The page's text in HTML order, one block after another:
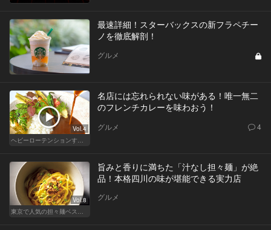
最速詳細！スターバックスの新フラペチー
ノを徹底解剖！
グルメ
Vol.4
ヘビーローテンションするカレー
名店には忘れられない味がある！唯一無二
のフレンチカレーを味わおう！
グルメ 4
Vol.8
東京で人気の担々麺ベストセレクション！
旨みと香りに満ちた「汁なし担々麺」が絶
品！本格四川の味が堪能できる実力店
グルメ